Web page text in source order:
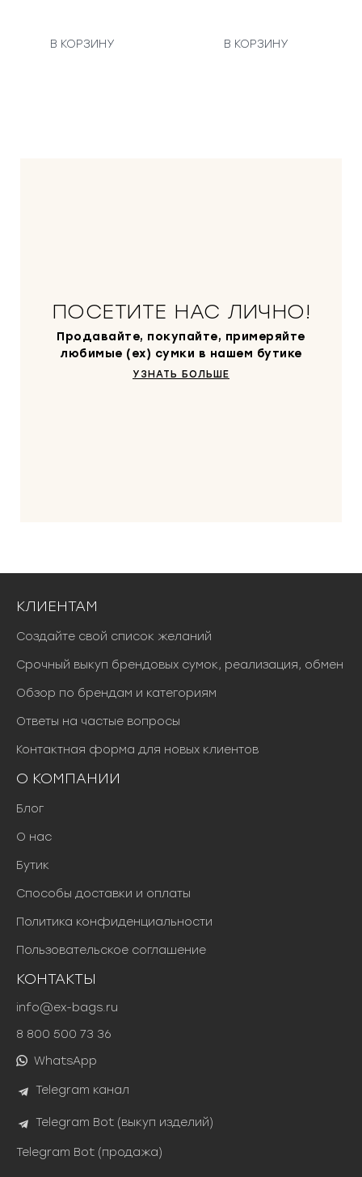
В КОРЗИНУ В КОРЗИНУ
ПОСЕТИТЕ НАС ЛИЧНО!
Продавайте, покупайте, примеряйте
любимые (ex) сумки в нашем бутике
УЗНАТЬ БОЛЬШЕ
КЛИЕНТАМ
Создайте свой список желаний
Срочный выкуп брендовых сумок, реализация, обмен
Обзор по брендам и категориям
Ответы на частые вопросы
Контактная форма для новых клиентов
О КОМПАНИИ
Блог
О нас
Бутик
Способы доставки и оплаты
Политика конфиденциальности
Пользовательское соглашение
КОНТАКТЫ
info@ex-bags.ru
8 800 500 73 36
WhatsApp
Telegram канал
Telegram Bot (выкуп изделий)
Telegram Bot (продажа)